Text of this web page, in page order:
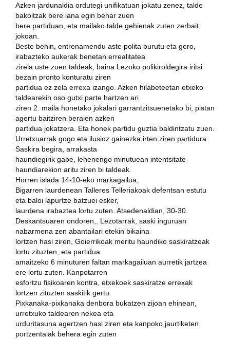
Azken jardunaldia ordutegi unifikatuan jokatu zenez, talde
bakoitzak bere lana egin behar zuen
bere partiduan, eta mailako talde gehienak zuten zerbait
jokoan.
Beste behin, entrenamendu aste polita burutu eta gero,
irabazteko aukerak benetan errealitatea
zirela uste zuen taldeak, baina Lezoko polikiroldegira iritsi
bezain pronto konturatu ziren
partidua ez zela errexa izango. Azken hilabeteetan etxeko
taldearekin oso gutxi parte hartzen ari
ziren 2. maila honetako jokalari garrantzitsuenetako bi, pistan
agertu baitziren beraien azken
partidua jokatzera. Eta honek partidu guztia baldintzatu zuen.
Urretxuarrak gogo eta ilusioz gainezka irten ziren partidura.
Saskira begira, arrakasta
haundiegirik gabe, lehenengo minutuean intentsitate
haundiarekion aritu ziren bi taldeak.
Horren islada 14-10-eko markagailua,
Bigarren laurdenean Talleres Telleriakoak defentsan estutu
eta baloi lapurtze batzuei esker,
laurdena irabaztea lortu zuten. Atsedenaldian, 30-30.
Deskantsuaren ondoren,. Lezotarrak, saski inguruan
nabarmena zen abantailari etekin bikaina
lortzen hasi ziren, Goierrikoak meritu haundiko saskiratzeak
lortu zituzten, eta partidua
amaitzeko 6 minuturen faltan markagailuan aurretik jartzea
ere lortu zuten. Kanpotarren
esfortzu fisikoaren kontra, etxekoek saskiratze errexak
lortzen zituzten saskitik gertu.
Pixkanaka-pixkanaka denbora bukatzen zijoan ehinean,
urretxuko taldearen nekea eta
urduritasuna agertzen hasi ziren eta kanpoko jaurtiketen
portzentaiak behera egin zuten